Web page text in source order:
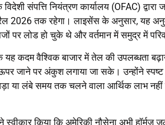
संपत्ति नियंत्रण कार्यालय (OFAC)
तक रहेगा। लाइसेंस के अनुसार, यह
पर लोड हो चुके थे और वर्तमान में समुद्र में
यह कदम वैश्विक बाजार में तेल की उपलब्धता
जाने पर अंकुश लगाया जा सके। उन्होंने स्पष्ट
या लंबे समय तक चलने वाला आर्थिक लाभ नहीं
स्वीकार किया कि अमेरिकी नौसेना अभी